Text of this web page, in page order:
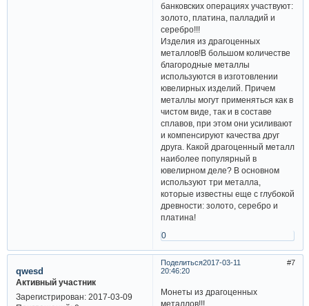
банковских операциях участвуют:
золото, платина, палладий и
серебро!!!
Изделия из драгоценных
металлов!В большом количестве
благородные металлы
используются в изготовлении
ювелирных изделий. Причем
металлы могут применяться как в
чистом виде, так и в составе
сплавов, при этом они усиливают
и компенсируют качества друг
друга. Какой драгоценный металл
наиболее популярный в
ювелирном деле? В основном
используют три металла,
которые известны еще с глубокой
древности: золото, серебро и
платина!
0
Поделиться 7
2017-03-11
20:46:20
qwesd
Активный участник
Зарегистрирован: 2017-03-09
Монеты из драгоценных
металлов!!!